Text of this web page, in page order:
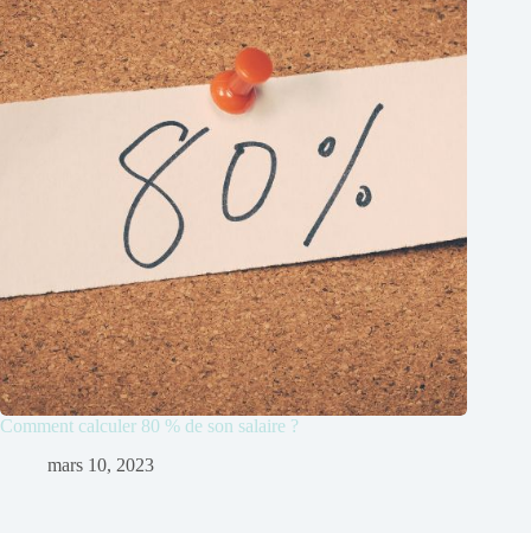
Comment calculer 80 % de son salaire ?
mars 10, 2023